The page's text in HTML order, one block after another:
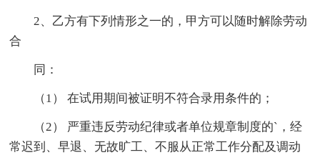
2、乙方有下列情形之一的，甲方可以随时解除劳动
合
同：
（1） 在试用期间被证明不符合录用条件的；
（2） 严重违反劳动纪律或者单位规章制度的`，经
常迟到、早退、无故旷工、不服从正常工作分配及调动